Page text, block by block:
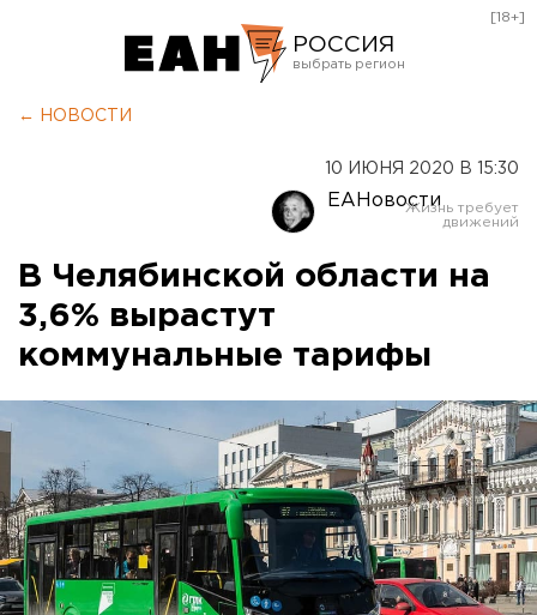
РОССИЯ
Оренбург
[18+]
← НОВОСТИ
10 ИЮНЯ 2020 В 15:30
ЕАНовости
В Челябинской области на
3,6% вырастут
коммунальные тарифы